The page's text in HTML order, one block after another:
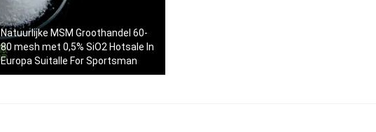
Natuurlijke MSM Groothandel 60-
80 mesh met 0,5% SiO2 Hotsale In
Europa Suitalle For Sportsman